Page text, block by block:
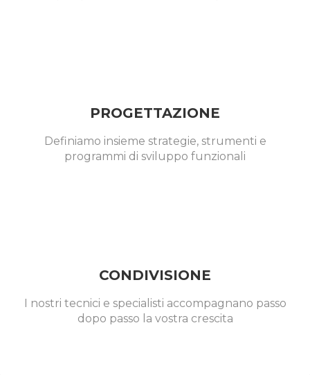
PROGETTAZIONE
Definiamo insieme strategie, strumenti e
programmi di sviluppo funzionali
CONDIVISIONE
I nostri tecnici e specialisti accompagnano passo
dopo passo la vostra crescita